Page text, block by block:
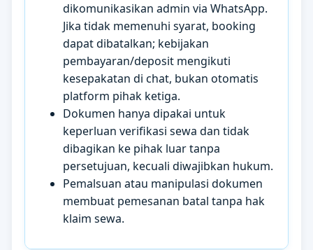
dikomunikasikan admin via WhatsApp.
Jika tidak memenuhi syarat, booking
dapat dibatalkan; kebijakan
pembayaran/deposit mengikuti
kesepakatan di chat, bukan otomatis
platform pihak ketiga.
Dokumen hanya dipakai untuk
keperluan verifikasi sewa dan tidak
dibagikan ke pihak luar tanpa
persetujuan, kecuali diwajibkan hukum.
Pemalsuan atau manipulasi dokumen
membuat pemesanan batal tanpa hak
klaim sewa.